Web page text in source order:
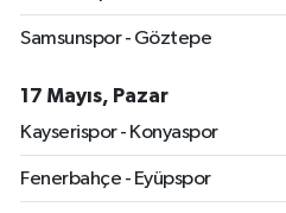
Samsunspor - Göztepe
17 Mayıs, Pazar
Kayserispor - Konyaspor
Fenerbahçe - Eyüpspor